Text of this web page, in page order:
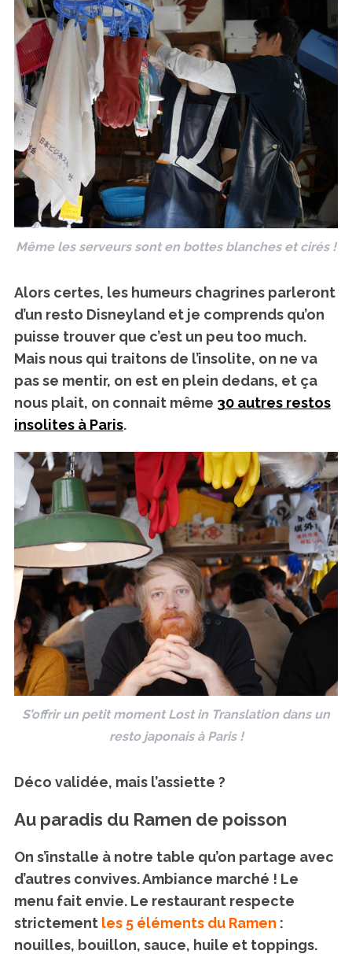
Même les serveurs sont en bottes blanches et cirés !
Alors certes, les humeurs chagrines parleront
d’un resto Disneyland et je comprends qu’on
puisse trouver que c’est un peu too much.
Mais nous qui traitons de l’insolite, on ne va
pas se mentir, on est en plein dedans, et ça
nous plait, on connait même 30 autres restos
insolites à Paris.
S’offrir un petit moment Lost in Translation dans un
resto japonais à Paris !
Déco validée, mais l’assiette ?
Au paradis du Ramen de poisson
On s’installe à notre table qu’on partage avec
d’autres convives. Ambiance marché ! Le
menu fait envie. Le restaurant respecte
strictement les 5 éléments du Ramen :
nouilles, bouillon, sauce, huile et toppings.